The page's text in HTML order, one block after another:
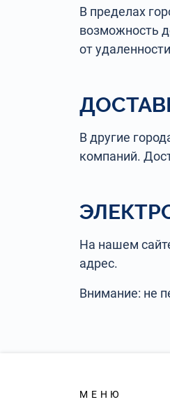
В пределах
возможность
от
В другие
компаний.
На нашем
адрес.
Внимание: не
МЕНЮ